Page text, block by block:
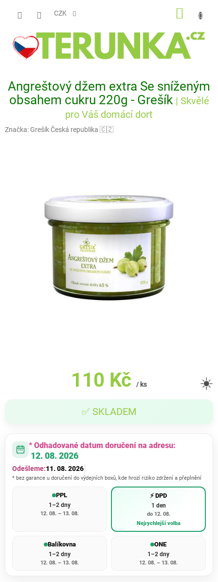
CZK
Angreštový džem extra Se sníženým
obsahem cukru 220g - Grešík | Skvělé
pro Váš domácí dort
Značka: Grešík Česká republika 🇨🇿
110 Kč / ks
cena:
✅ SKLADEM
☀️
* Odhadované datum doručení na adresu:
12. 08. 2026
Odešleme:11. 08. 2026
* bez garance u doručení do výdejních boxů, kde hrozí riziko zdržení a přeplnění
PPL
1–2 dny
12. 08. – 13. 08.
⚡ DPD
1 den
do 12. 08.
Nejrychlejší volba
Balíkovna
1–2 dny
12. 08. – 13. 08.
ONE
1–2 dny
12. 08. – 13. 08.